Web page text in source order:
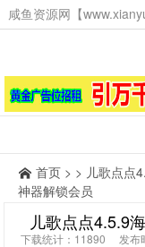
首页 > > 儿歌点点
神器解锁会员
儿歌点点4.5.9
下载统计：11890 发